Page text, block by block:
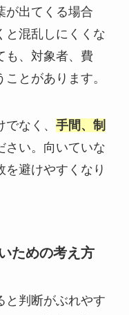
が出てくる場合
と混乱しにくくな
も、対象者、費
とがあります。
なく、 手間、制
さい。向いていな
を避けやすくなり
ための考え方
と判断がぶれやす